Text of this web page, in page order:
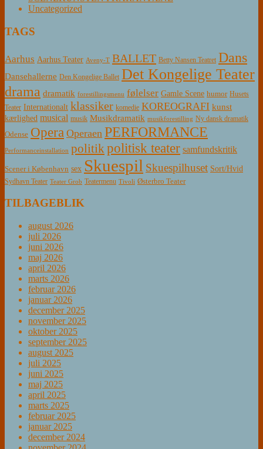
Uncategorized
TAGS
Aarhus Aarhus Teater Aveny-T BALLET Betty Nansen Teatret Dans
Dansehallerne Den Kongelige Ballet Det Kongelige Teater
drama dramatik forestillingsmenu følelser Gamle Scene humor Husets
Teater Internationalt klassiker komedie KOREOGRAFI kunst
kærlighed musical musik Musikdramatik musikforestilling Ny dansk dramatik
Odense Opera Operaen PERFORMANCE
Performanceinstallation politik politisk teater samfundskritik
Scener i København sex Skuespil Skuespilhuset Sort/Hvid
Sydhavn Teater Teater Grob Teatermenu Tivoli Østerbro Teater
TILBAGEBLIK
august 2026
juli 2026
juni 2026
maj 2026
april 2026
marts 2026
februar 2026
januar 2026
december 2025
november 2025
oktober 2025
september 2025
august 2025
juli 2025
juni 2025
maj 2025
april 2025
marts 2025
februar 2025
januar 2025
december 2024